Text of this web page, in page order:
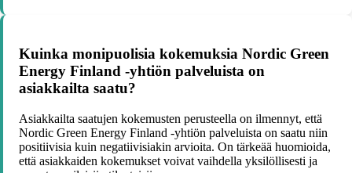
Kuinka monipuolisia kokemuksia Nordic Green
Energy Finland -yhtiön palveluista on
asiakkailta saatu?
Asiakkailta saatujen kokemusten perusteella on ilmennyt, että
Nordic Green Energy Finland -yhtiön palveluista on saatu niin
positiivisia kuin negatiivisiakin arvioita. On tärkeää huomioida,
että asiakkaiden kokemukset voivat vaihdella yksilöllisesti ja